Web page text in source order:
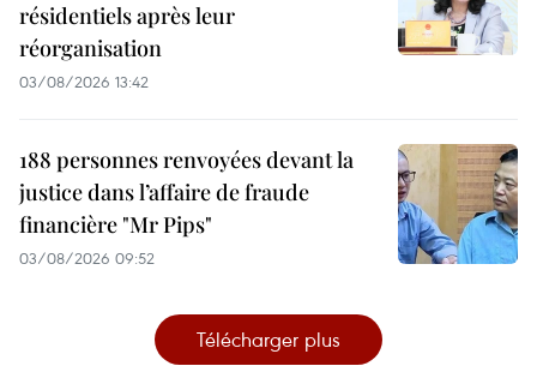
résidentiels après leur
réorganisation
03/08/2026 13:42
188 personnes renvoyées devant la
justice dans l’affaire de fraude
financière "Mr Pips"
03/08/2026 09:52
Télécharger plus